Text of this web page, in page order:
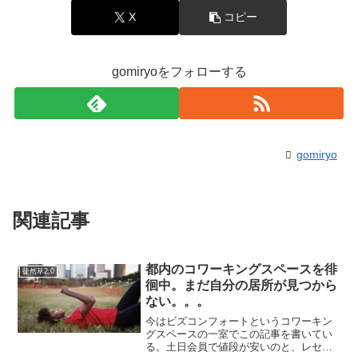
X コピー
gomiryoをフォローする
gomiryo
関連記事
徒然草2.0
都内のコワーキングスペースを徘
徊中。まだ自分の居所が見つから
ない。。。
今はビズコンフォートというコワーキン
グスペースの一室でこの記事を書いてい
る。土日会員で値段が安いのと、レセプ